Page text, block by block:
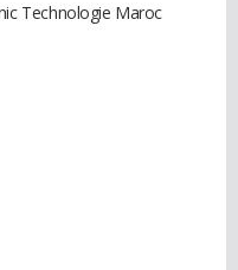
Technologie Maroc